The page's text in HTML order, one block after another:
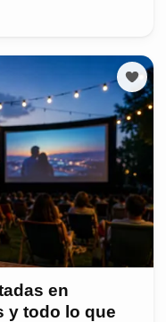
en
y todo lo que